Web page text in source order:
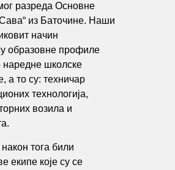
разреда Основне
из Баточине. Наши
начин
образовне профиле
наредне школске
а то су: техничар
технологија,
возила и
тога били
екипе које су се